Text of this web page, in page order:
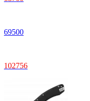
69500
102756